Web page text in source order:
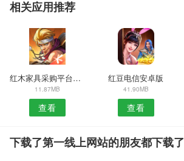
相关应用推荐
红木家具采购平台APP
11.87MB
查看
红豆电信安卓版
41.90MB
查看
下载了第一线上网站的朋友都下载了